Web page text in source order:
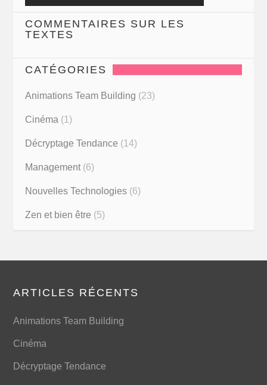
COMMENTAIRES SUR LES
TEXTES
CATÉGORIES
Animations Team Building (23)
Cinéma (1)
Décryptage Tendance (14)
Management (6)
Nouvelles Technologies (6)
Zen et bien être (5)
ARTICLES RÉCENTS
Animations Team Building
Cinéma
Décryptage Tendance